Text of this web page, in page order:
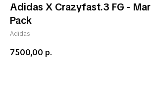
Adidas X Crazyfast.3 FG -
Pack
Adidas
7500,00 р.